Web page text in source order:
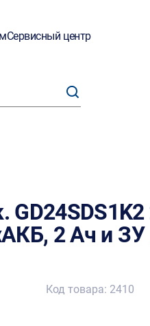
Сервисный центр
2 Ач и ЗУ
Код товара: 2410